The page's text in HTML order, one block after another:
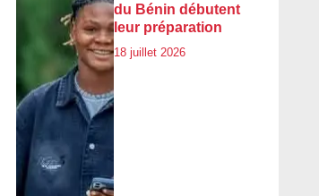
du Bénin débutent
leur préparation
18 juillet 2026